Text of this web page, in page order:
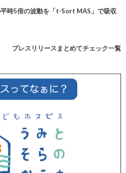
時5倍の波動を「t-Sort MAS」で吸収
プレスリリースまとめてチェック一覧